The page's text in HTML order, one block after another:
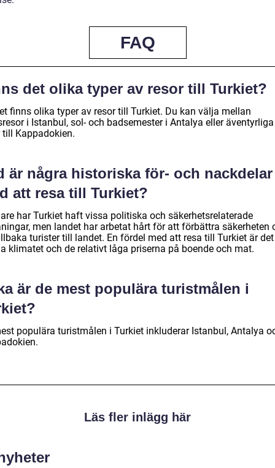
FAQ
det olika typer av resor till Turkiet?
finns olika typer av resor till Turkiet. Du kan välja mellan
i Istanbul, sol- och badsemester i Antalya eller äventyrliga
till Kappadokien.
är några historiska för- och nackdelar
att resa till Turkiet?
har Turkiet haft vissa politiska och säkerhetsrelaterade
men landet har arbetat hårt för att förbättra säkerheten
turister till landet. En fördel med att resa till Turkiet är det
klimatet och de relativt låga priserna på boende och mat.
är de mest populära turistmålen i
populära turistmålen i Turkiet inkluderar Istanbul, Antalya
Läs fler inlägg här